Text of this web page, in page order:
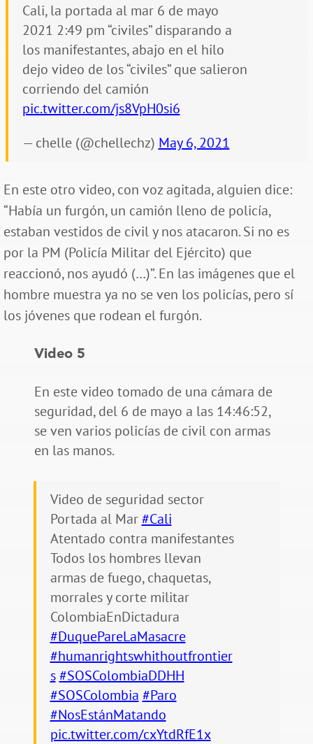
Cali, la portada al mar 6 de mayo
2021 2:49 pm “civiles” disparando a
los manifestantes, abajo en el hilo
dejo video de los “civiles” que salieron
corriendo del camión
pic.twitter.com/js8VpH0si6
— chelle (@chellechz) May 6, 2021
En este otro video, con voz agitada, alguien dice:
“Había un furgón, un camión lleno de policía,
estaban vestidos de civil y nos atacaron. Si no es
por la PM (Policía Militar del Ejército) que
reaccionó, nos ayudó (…)”. En las imágenes que el
hombre muestra ya no se ven los policías, pero sí
los jóvenes que rodean el furgón.
Video 5
En este video tomado de una cámara de
seguridad, del 6 de mayo a las 14:46:52,
se ven varios policías de civil con armas
en las manos.
Video de seguridad sector
Portada al Mar#Cali
Atentado contra manifestantes
Todos los hombres llevan
armas de fuego, chaquetas,
morrales y corte militar
ColombiaEnDictadura
#DuquePareLaMasacre
#humanrightswhithoutfrontier
s #SOSColombiaDDHH
#SOSColombia #Paro
#NosEstánMatando
pic.twitter.com/cxYtdRfE1x